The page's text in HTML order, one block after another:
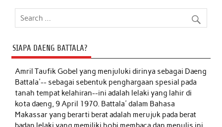
SIAPA DAENG BATTALA?
Amril Taufik Gobelyang menjuluki dirinya sebagai Daeng
Battala'-- sebagai sebentuk penghargaan spesial pada
tanah tempat kelahiran--ini adalah lelaki yang lahir di
kota daeng, 9 April 1970. Battala' dalam Bahasa
Makassar yang berarti berat adalah merujuk pada berat